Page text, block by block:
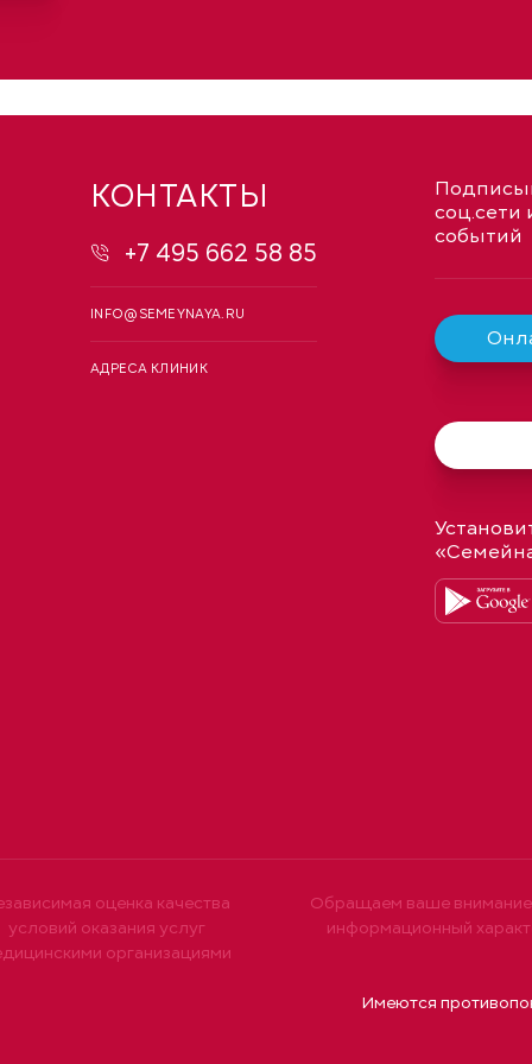
КОНТАКТЫ
+7 495 662 58 85
INFO@SEMEYNAYA.RU
АДРЕСА КЛИНИК
соц.сети
событий
оценка качества
условий оказания услуг
организациями
Обращаем ваше внимание
информационный
Имеются